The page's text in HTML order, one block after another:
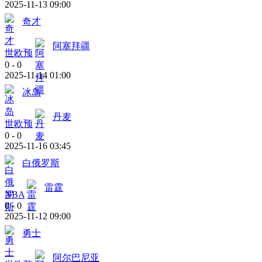
2025-11-13 09:00
奇才
世欧预
阿塞拜疆
0 - 0
2025-11-14 01:00
冰岛
世欧预
丹麦
0 - 0
2025-11-16 03:45
白俄罗斯
NBA
雷霆
0 - 0
2025-11-12 09:00
勇士
阿尔巴尼亚